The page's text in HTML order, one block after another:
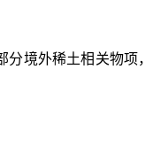
境外稀土相关物项